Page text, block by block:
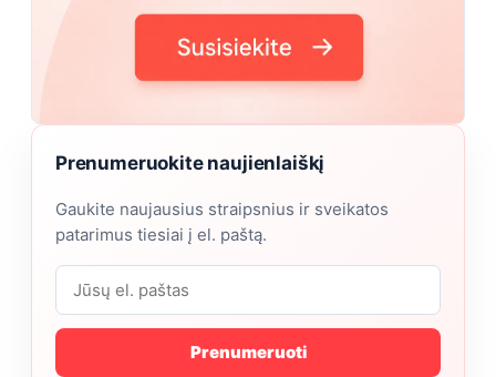
Prenumeruokite naujienlaiškį
Gaukite naujausius straipsnius ir sveikatos
patarimus tiesiai į el. paštą.
Prenumeruoti